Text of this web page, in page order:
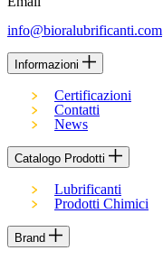
info@bioralubrificanti.com
Informazioni
Certificazioni
Contatti
News
Catalogo Prodotti
Lubrificanti
Prodotti Chimici
Brand